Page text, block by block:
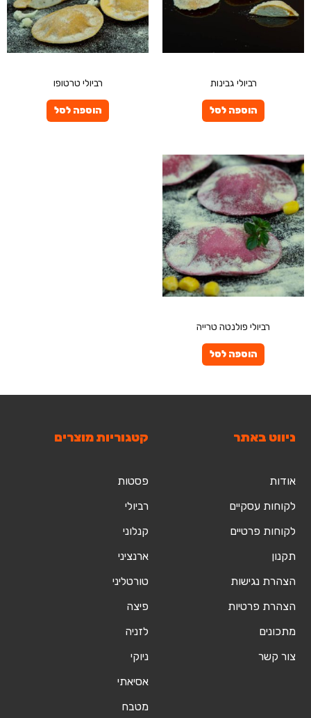
רביולי גבינות
הוספה לסל
רביולי טרטופו
הוספה לסל
רביולי פולנטה טרייה
הוספה לסל
ניווט באתר
אודות
לקוחות עסקיים
לקוחות פרטיים
תקנון
הצהרת נגישות
הצהרת פרטיות
מתכונים
צור קשר
קטגוריות מוצרים
פסטות
רביולי
קנלוני
ארנציני
טורטליני
פיצה
לזניה
ניוקי
אסיאתי
מטבח